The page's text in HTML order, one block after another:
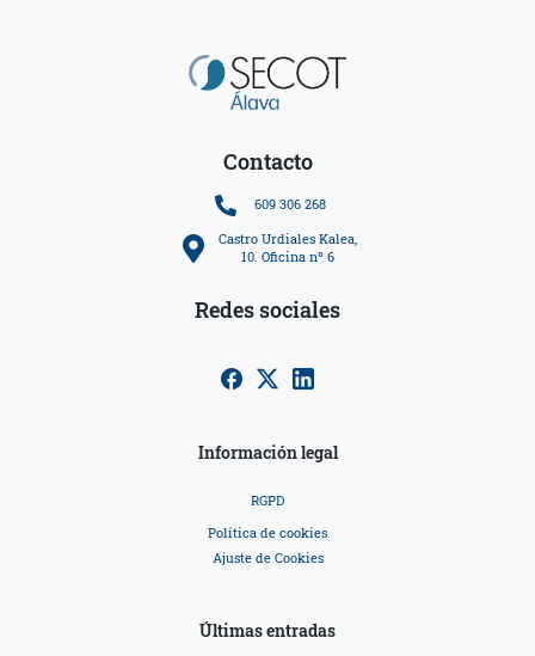
Contacto
609 306 268
Castro Urdiales Kalea,
10. Oficina nº 6
Redes sociales
Información legal
RGPD
Política de cookies
Ajuste de Cookies
Últimas entradas